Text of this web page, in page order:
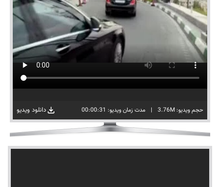
حجم ویدیو: 3.76M | مدت زمان ویدیو: 00:00:31 دانلود ویدیو